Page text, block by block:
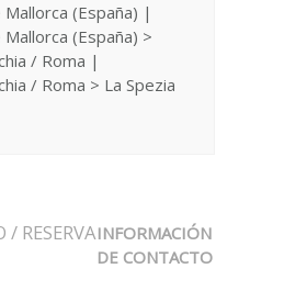
Mallorca (España) |
Mallorca (España) >
/ Roma |
/ Roma > La Spezia
/ RESERVAINFORMACIÓN
DE CONTACTO